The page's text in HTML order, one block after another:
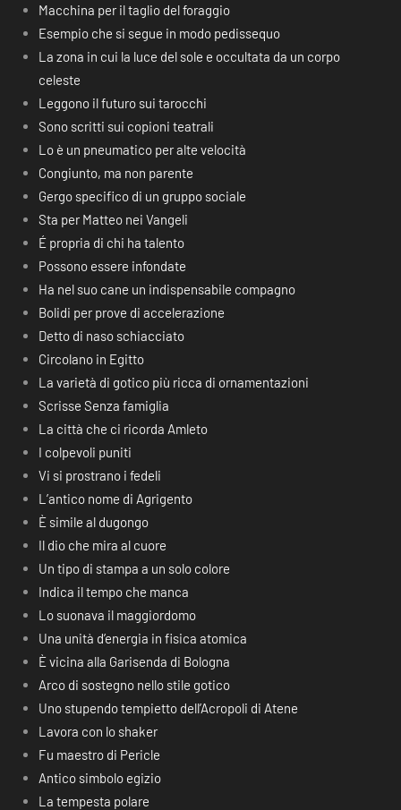
Macchina per il taglio del foraggio
Esempio che si segue in modo pedissequo
La zona in cui la luce del sole e occultata da un corpo
celeste
Leggono il futuro sui tarocchi
Sono scritti sui copioni teatrali
Lo è un pneumatico per alte velocità
Congiunto, ma non parente
Gergo specifico di un gruppo sociale
Sta per Matteo nei Vangeli
É propria di chi ha talento
Possono essere infondate
Ha nel suo cane un indispensabile compagno
Bolidi per prove di accelerazione
Detto di naso schiacciato
Circolano in Egitto
La varietà di gotico più ricca di ornamentazioni
Scrisse Senza famiglia
La città che ci ricorda Amleto
I colpevoli puniti
Vi si prostrano i fedeli
L’antico nome di Agrigento
È simile al dugongo
Il dio che mira al cuore
Un tipo di stampa a un solo colore
Indica il tempo che manca
Lo suonava il maggiordomo
Una unità d’energia in fisica atomica
È vicina alla Garisenda di Bologna
Arco di sostegno nello stile gotico
Uno stupendo tempietto dell’Acropoli di Atene
Lavora con lo shaker
Fu maestro di Pericle
Antico simbolo egizio
La tempesta polare